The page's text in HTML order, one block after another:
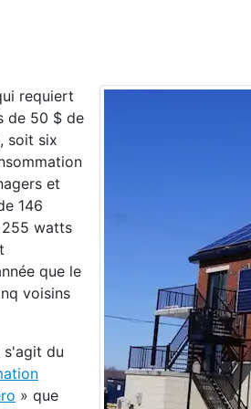
québécois à consommation
sixplex
requiert
de 50 $ de
soit six
et
146
watts
que le
voisins
s'agit du
» que